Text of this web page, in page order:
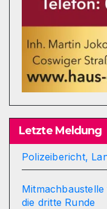
Letzte Meldung
Polizeibericht,
die dritte Runde